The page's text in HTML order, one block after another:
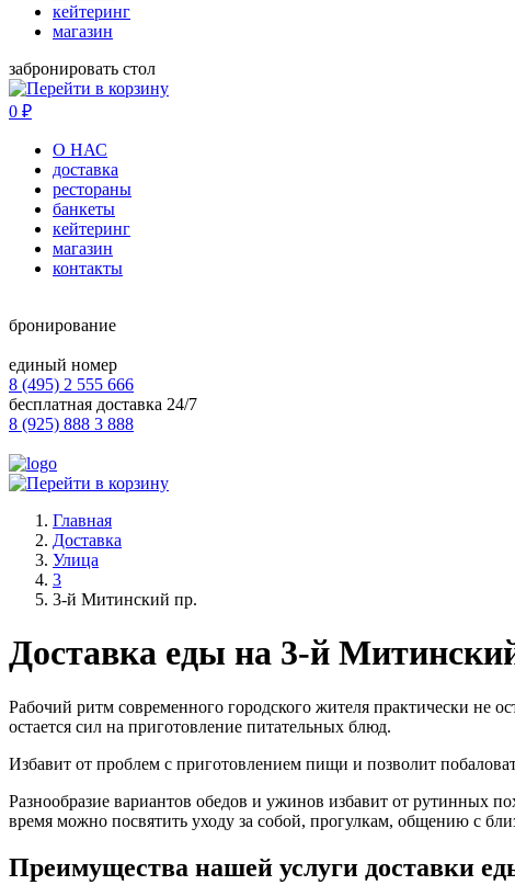
кейтеринг
магазин
забронировать стол
0 ₽
О НАС
доставка
рестораны
банкеты
кейтеринг
магазин
контакты
бронирование
единый номер
8 (495) 2 555 666
бесплатная доставка 24/7
8 (925) 888 3 888
Главная
Доставка
Улица
3
3-й Митинский пр.
Доставка еды на 3-й
Рабочий ритм современного городского жителя практически не
остается сил на приготовление питательных блюд.
Избавит от проблем с приготовлением пищи и позволит
Разнообразие вариантов обедов и ужинов избавит от рутинных
время можно посвятить уходу за собой, прогулкам, общению с
Преимущества нашей услуги доставки